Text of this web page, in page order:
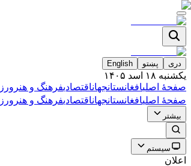
دری پښتو English
یکشنبه ۱۸ اسد ۱۴۰۵
صفحۀ اصلیافغانستانجهاناقتصادیفرهنگ و هنر
صفحۀ اصلیافغانستانجهاناقتصادیفرهنگ و هنر
بیشتر
سیستم
اعلان